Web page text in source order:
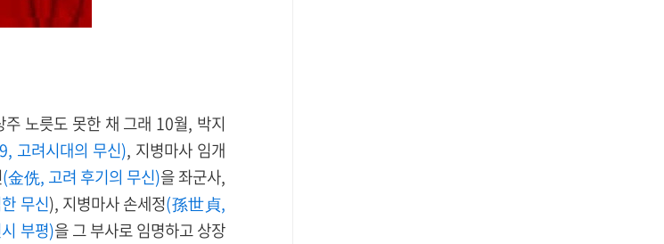
노릇도 못한 채 그래 10월, 박지
고려시대의 무신), 지병마사 임개
(金侁, 고려 후기의 무신)을 좌군사,
무신), 지병마사 손세정(孫世貞,
부평)을 그 부사로 임명하고 상장